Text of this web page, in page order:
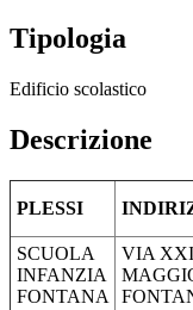
Tipologia
Edificio scolastico
Descrizione
PLESSI
SCUOLA
INFANZIA
FONTANA
VIA